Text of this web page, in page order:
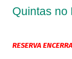
Quintas no
RESERVA